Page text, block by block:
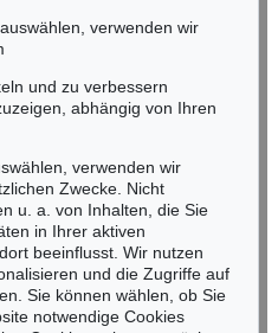
verpassen!
rechtzeitig.
anmelden >
verwenden wir
und zu verbessern
abhängig von Ihren
verwenden wir
Zwecke. Nicht
u. a. von Inhalten, die Sie
in Ihrer aktiven
beeinflusst. Wir nutzen
und die Zugriffe auf
Sie können wählen, ob Sie
notwendige Cookies